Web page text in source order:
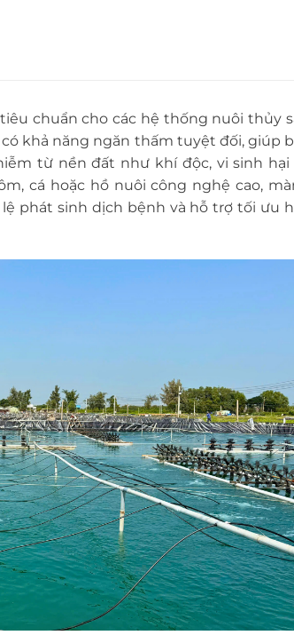
chuẩn cho các hệ thống nuôi thủy
khả năng ngăn thấm tuyệt đối, giúp
từ nền đất như khí độc, vi sinh hại
cá hoặc hồ nuôi công nghệ cao,
phát sinh dịch bệnh và hỗ trợ tối ưu